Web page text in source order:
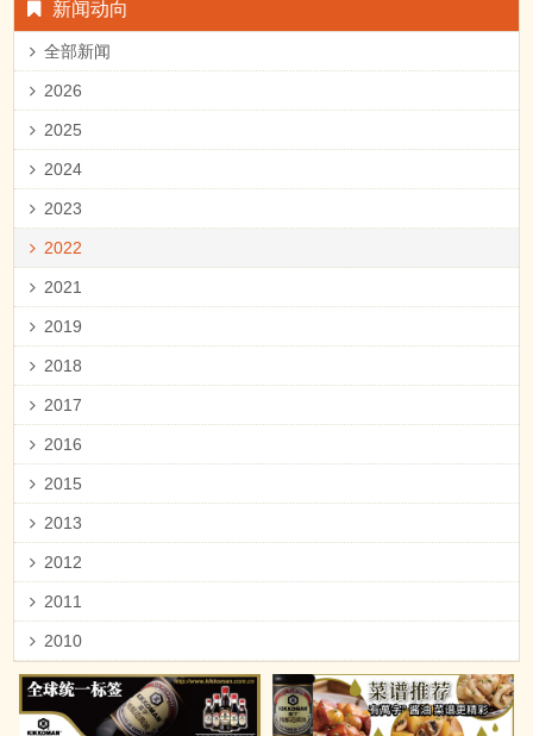
2023
2022
2021
2019
2018
2017
2016
2015
2013
2012
2011
2010
关于萬字®